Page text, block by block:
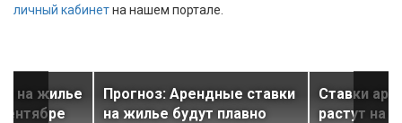
личный кабинетна нашем портале.
на жилье
Прогноз: Арендные ставки
на жилье будут плавно
Ставки
растут на